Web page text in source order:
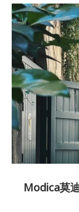
Modica莫